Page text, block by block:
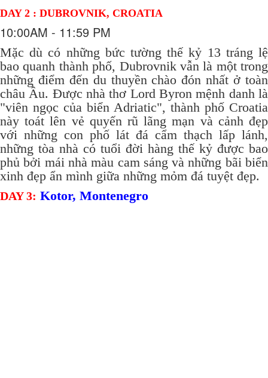
DAY 2 : DUBROVNIK, CROATIA
10:00AM - 11:59 PM
Mặc dù có những bức tường thế kỷ 13 tráng lệ
bao quanh thành phố, Dubrovnik vẫn là một trong
những điểm đến du thuyền chào đón nhất ở toàn
châu Âu. Được nhà thơ Lord Byron mệnh danh là
"viên ngọc của biển Adriatic", thành phố Croatia
này toát lên vẻ quyến rũ lãng mạn và cảnh đẹp
với những con phố lát đá cẩm thạch lấp lánh,
những tòa nhà có tuổi đời hàng thế kỷ được bao
phủ bởi mái nhà màu cam sáng và những bãi biển
xinh đẹp ẩn mình giữa những mỏm đá tuyệt đẹp.
DAY 3: Kotor, Montenegro